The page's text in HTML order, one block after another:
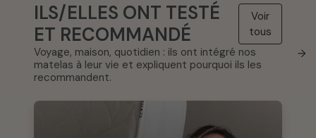
ILS/ELLES ONT TESTÉ
ET RECOMMANDÉ
Voir
tous
→
Voyage, maison, quotidien : ils ont intégré nos
matelas à leur vie et expliquent pourquoi ils les
recommandent.